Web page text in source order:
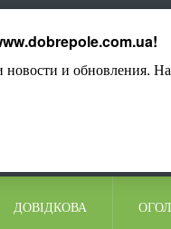
ДОВІДКОВА
!
и обновления.